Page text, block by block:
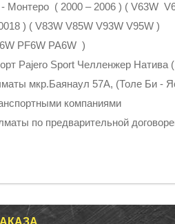
Монтеро ( 2000 – 2006 ) ( V63W
) ( V83W V85W V93W V95W )
PF6W PA6W )
Pajero Sport Челленжер Натива
мкр.Баянаул 57А, (Толе Би -
компаниями
по предварительной